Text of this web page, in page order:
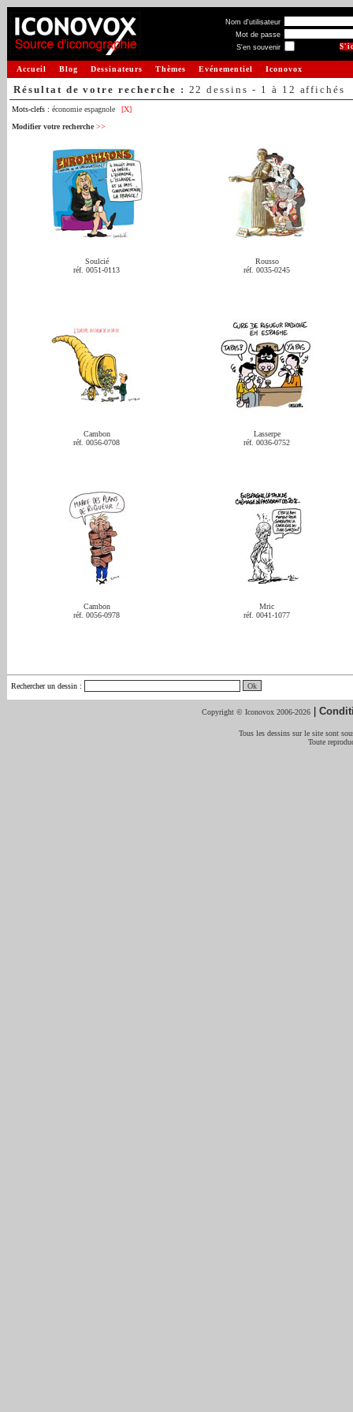
Nom d'utilisateur
Mot de passe
S'en souvenir
Accueil Blog Dessinateurs Thèmes Evénementiel Iconovox
Résultat de votre recherche : 22 dessins - 1 à 12 affichés
Mots-clefs : économie espagnole
[X]
Modifier votre recherche >>
Soulcié
réf. 0051-0113
Rousso
réf. 0035-0245
Cambon
réf. 0056-0708
Lasserpe
réf. 0036-0752
Cambon
réf. 0056-0978
Mric
réf. 0041-1077
Rechercher un dessin :
Copyright © Iconovox 2006-2026 |
Tous les dessins sur le site sont
Toute